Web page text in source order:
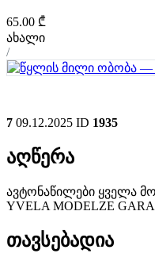
65.00 ₾
ახალი
/
7 09.12.2025 ID 1935
აღწერა
ავტონაწილები ყველა
YVELA MODELZE
თავსებადია